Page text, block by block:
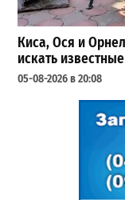
Киса, Ося и
искать
05-08-2026 в 20:08